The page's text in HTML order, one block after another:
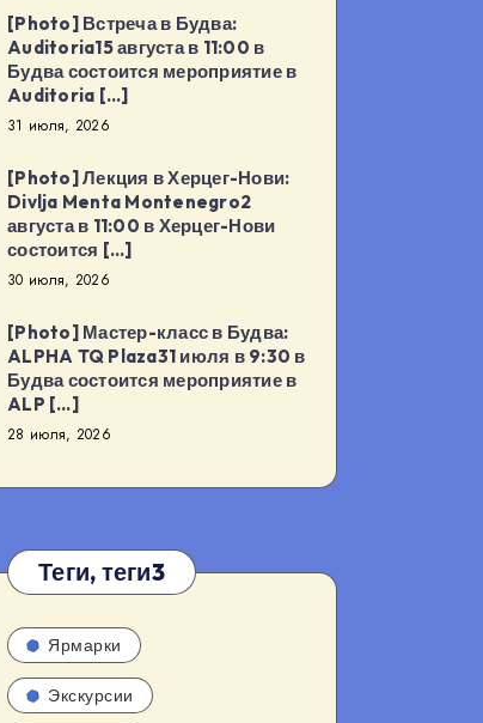
[Photo] Встреча в Будва:
Auditoria15 августа в 11:00 в
Будва состоится мероприятие в
Auditoria […]
31 июля, 2026
[Photo] Лекция в Херцег-Нови:
Divlja Menta Montenegro2
августа в 11:00 в Херцег-Нови
состоится […]
30 июля, 2026
[Photo] Мастер-класс в Будва:
ALPHA TQ Plaza31 июля в 9:30 в
Будва состоится мероприятие в
ALP […]
28 июля, 2026
Теги, теги3
Ярмарки
Экскурсии